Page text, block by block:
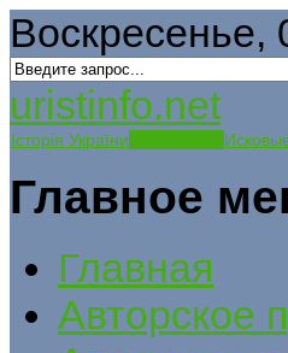
Воскресенье,
uristinfo.net
Історія України
Главное
Главная
Авторское